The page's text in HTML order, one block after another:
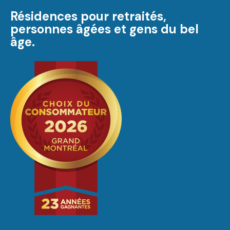
Résidences pour retraités,
personnes âgées et gens du bel
âge.